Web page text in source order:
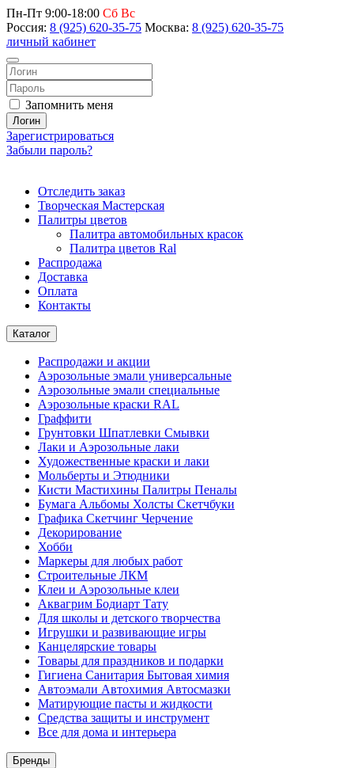
Пн-Пт 9:00-18:00 Сб Вс
Россия: 8 (925) 620-35-75 Москва: 8 (925) 620-35-75
личный кабинет
Запомнить меня
Логин
Зарегистрироваться
Забыли пароль?
Отследить заказ
Творческая Мастерская
Палитры цветов
Палитра автомобильных красок
Палитра цветов Ral
Распродажа
Доставка
Оплата
Контакты
Каталог
Распродажи и акции
Аэрозольные эмали универсальные
Аэрозольные эмали специальные
Аэрозольные краски RAL
Граффити
Грунтовки Шпатлевки Смывки
Лаки и Аэрозольные лаки
Художественные краски и лаки
Мольберты и Этюдники
Кисти Мастихины Палитры Пеналы
Бумага Альбомы Холсты Скетчбуки
Графика Скетчинг Черчение
Декорирование
Хобби
Маркеры для любых работ
Строительные ЛКМ
Клеи и Аэрозольные клеи
Аквагрим Бодиарт Тату
Для школы и детского творчества
Игрушки и развивающие игры
Канцелярские товары
Товары для праздников и подарки
Гигиена Санитария Бытовая химия
Автоэмали Автохимия Автосмазки
Матирующие пасты и жидкости
Средства защиты и инструмент
Все для дома и интерьера
Бренды